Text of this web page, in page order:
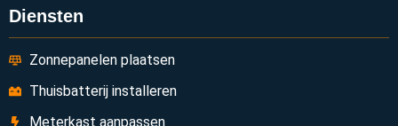
Diensten
Zonnepanelen plaatsen
Thuisbatterij installeren
Meterkast aanpassen